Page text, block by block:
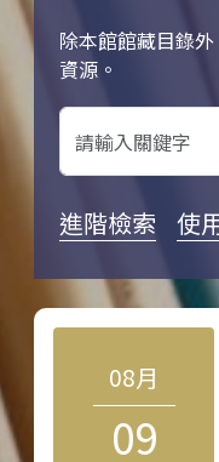
除本館館藏目錄
資源。
關鍵字搜尋
進階檢索 使
08月
09